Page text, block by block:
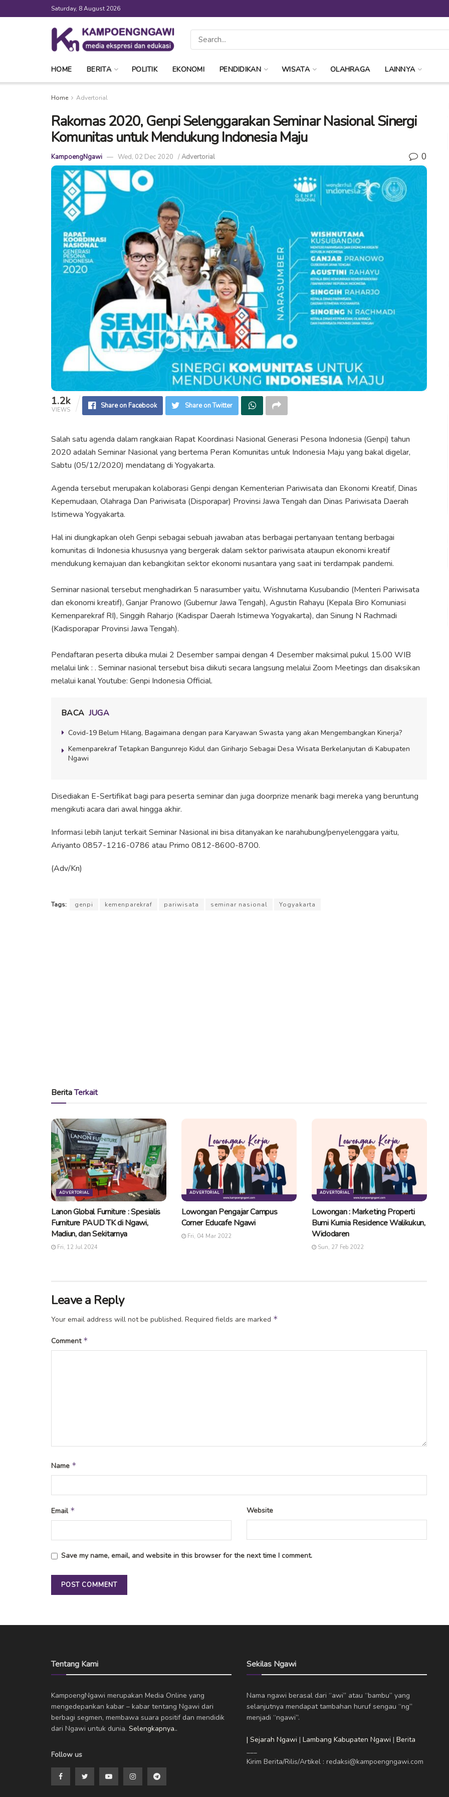
Saturday, 8 August 2026
HOME BERITA POLITIK EKONOMI PENDIDIKAN WISATA OLAHRAGA LAINNYA
Home Advertorial
Rakornas 2020, Genpi Selenggarakan Seminar Nasional Sinergi
Komunitas untuk Mendukung Indonesia Maju
KampoengNgawi Wed, 02 Dec 2020 /Advertorial 0
1.2k
VIEWS Share on Facebook Share on Twitter
Salah satu agenda dalam rangkaian Rapat Koordinasi Nasional Generasi Pesona Indonesia (Genpi) tahun
2020 adalah Seminar Nasional yang bertema Peran Komunitas untuk Indonesia Maju yang bakal digelar,
Sabtu (05/12/2020) mendatang di Yogyakarta.
Agenda tersebut merupakan kolaborasi Genpi dengan Kementerian Pariwisata dan Ekonomi Kreatif, Dinas
Kepemudaan, Olahraga Dan Pariwisata (Disporapar) Provinsi Jawa Tengah dan Dinas Pariwisata Daerah
Istimewa Yogyakarta.
Hal ini diungkapkan oleh Genpi sebagai sebuah jawaban atas berbagai pertanyaan tentang berbagai
komunitas di Indonesia khususnya yang bergerak dalam sektor pariwisata ataupun ekonomi kreatif
mendukung kemajuan dan kebangkitan sektor ekonomi nusantara yang saat ini terdampak pandemi.
Seminar nasional tersebut menghadirkan 5 narasumber yaitu, Wishnutama Kusubandio (Menteri Pariwisata
dan ekonomi kreatif)⁣⁣, Ganjar Pranowo (Gubernur Jawa Tengah)⁣⁣, Agustin Rahayu (Kepala Biro Komuniasi
Kemenparekraf RI)⁣⁣, Singgih Raharjo (Kadispar Daerah Istimewa Yogyakarta)⁣⁣, dan Sinung N Rachmadi
(Kadisporapar Provinsi Jawa Tengah)⁣⁣.
Pendaftaran peserta dibuka mulai 2 Desember sampai dengan 4 Desember maksimal pukul 15.00 WIB
melalui link : . Seminar nasional tersebut bisa diikuti secara langsung melalui Zoom Meetings dan disaksikan
melalui kanal Youtube: Genpi Indonesia Official⁣⁣.
BACA JUGA
Covid-19 Belum Hilang, Bagaimana dengan para Karyawan Swasta yang akan Mengembangkan Kinerja?
Kemenparekraf Tetapkan Bangunrejo Kidul dan Giriharjo Sebagai Desa Wisata Berkelanjutan di Kabupaten
Ngawi
⁣⁣Disediakan E-Sertifikat bagi para peserta seminar dan juga doorprize menarik bagi mereka yang beruntung
mengikuti acara dari awal hingga akhir.
Informasi lebih lanjut terkait Seminar Nasional ini bisa ditanyakan ke narahubung/penyelenggara yaitu,
Ariyanto 0857-1216-0786⁣⁣ atau Primo 0812-8600-8700⁣⁣.
(Adv/Kn)
Tags: genpi kemenparekraf pariwisata seminar nasional Yogyakarta
BeritaTerkait
ADVERTORIAL
Lanon Global Furniture : Spesialis
Furniture PAUD TK di Ngawi,
Madiun, dan Sekitarnya
Fri, 12 Jul 2024
ADVERTORIAL
Lowongan Pengajar Campus
Corner Educafe Ngawi
Fri, 04 Mar 2022
ADVERTORIAL
Lowongan : Marketing Properti
Bumi Kurnia Residence Walikukun,
Widodaren
Sun, 27 Feb 2022
Leave a Reply
Your email address will not be published. Required fields are marked *
Comment *
Name *
Email * Website
Save my name, email, and website in this browser for the next time I comment.
Tentang Kami
KampoengNgawi merupakan Media Online yang
mengedepankan kabar – kabar tentang Ngawi dari
berbagi segmen, membawa suara positif dan mendidik
dari Ngawi untuk dunia. Selengkapnya..
Follow us
Sekilas Ngawi
Nama ngawi berasal dari “awi” atau “bambu” yang
selanjutnya mendapat tambahan huruf sengau “ng”
menjadi “ngawi”.
| Sejarah Ngawi | Lambang Kabupaten Ngawi | Berita
Kirim Berita/Rilis/Artikel : redaksi@kampoengngawi.com